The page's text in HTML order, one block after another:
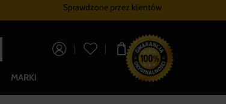
Program lojalnościowy Bezpłatna
Sprawdzone przez klientów
0,00 zł
MARKI